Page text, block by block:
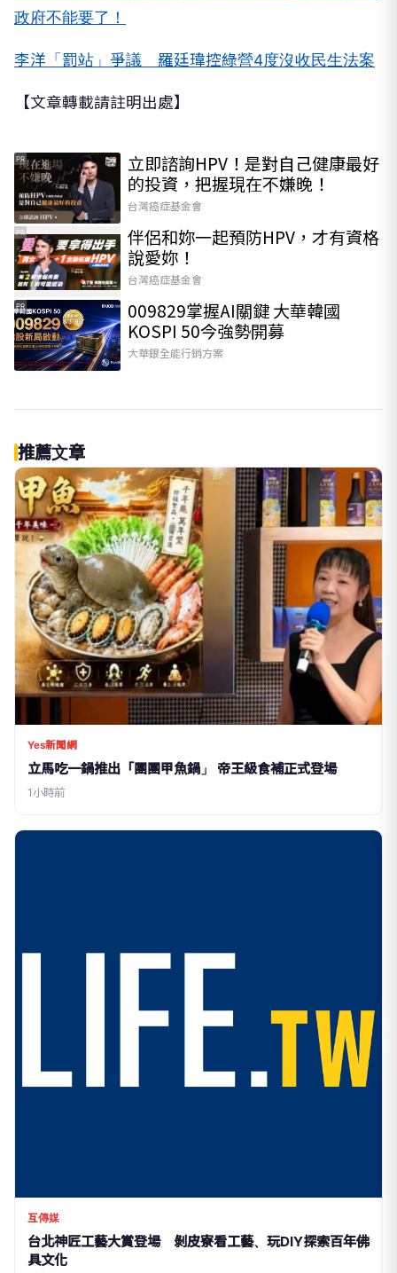
政府不能要了！
李洋「罰站」爭議 羅廷瑋控綠營4度沒收民生法案
【文章轉載請註明出處】
PR
立即諮詢HPV！是對自己健康最好
的投資，把握現在不嫌晚！
台灣癌症基金會
PR
伴侶和妳一起預防HPV，才有資格
說愛妳！
台灣癌症基金會
PR
009829掌握AI關鍵 大華韓國
KOSPI 50今強勢開募
大華銀全能行銷方案
推薦文章
Yes新聞網
立馬吃一鍋推出「團團甲魚鍋」 帝王級食補正式登場
1小時前
互傳媒
台北神匠工藝大賞登場 剝皮寮看工藝、玩DIY探索百年佛
具文化